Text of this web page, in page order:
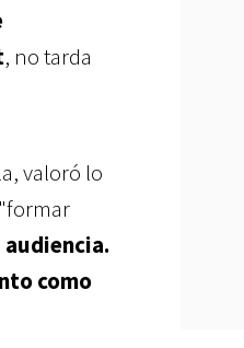
, no tarda
valoró lo
audiencia.
como